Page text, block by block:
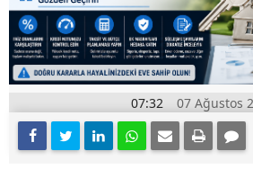
07:32 07 Ağustos